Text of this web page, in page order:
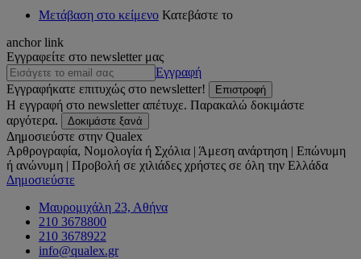
Μετάβαση στο κείμενο Κατεβάστε το
anchor link
Εγγραφείτε στο newsletter μας
Εγγραφή
Εγγραφήκατε επιτυχώς στο newsletter!
Επιστροφή
Η εγγραφή στο newsletter απέτυχε. Παρακαλώ δοκιμάστε
αργότερα.
Δοκιμάστε ξανά
Δημοσιεύστε στην Qualex
Αρθρογραφία, Νομολογία ή Σχόλια | Άμεση ανάρτηση | Επώνυμη
ή ανώνυμη | Προβολή σε χιλιάδες χρήστες σε όλη την Ελλάδα
Δημοσιεύστε
Μαυρομιχάλη 23, Αθήνα
210 3678800
210 3678922
info@qualex.gr